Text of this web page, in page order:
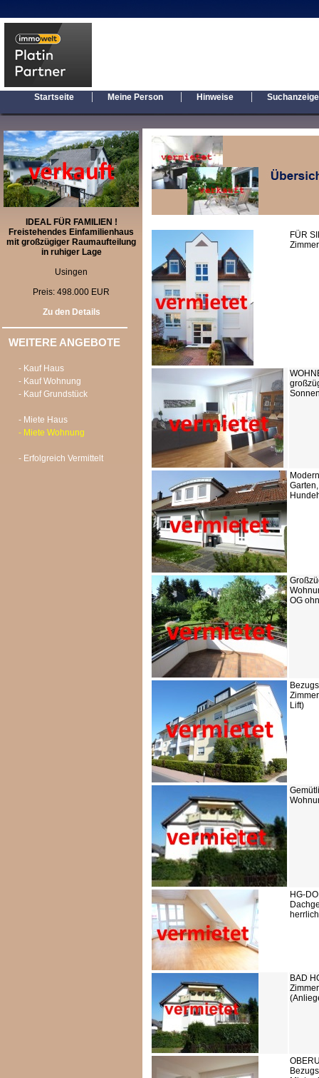
Startseite | Meine Person | Hinweise |
FÜR
OG
Lift)
HG-
BAD
IDEAL FÜR FAMILIEN !
Freistehendes Einfamilienhaus
mit großzügiger Raumaufteilung
in ruhiger Lage
Usingen
Preis: 498.000 EUR
Zu den Details
WEITERE ANGEBOTE
- Kauf Haus
- Kauf Wohnung
- Kauf Grundstück
- Miete Haus
- Miete Wohnung
- Erfolgreich Vermittelt